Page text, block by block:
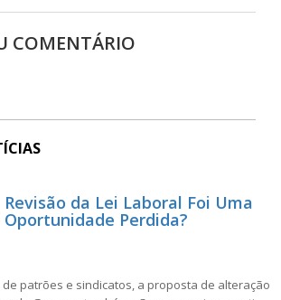
COMENTÁRIO
Revisão da Lei Laboral Foi Uma
Oportunidade Perdida?
patrões e sindicatos, a proposta de alteração